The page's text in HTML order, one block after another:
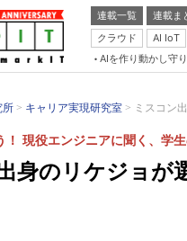
連載一覧 連載ま
クラウド
AI IoT
AIを作り動かし守
所 キャリア実現研究室 ミスコン
身のリケジョが
！ 現役エンジニアに聞く、学